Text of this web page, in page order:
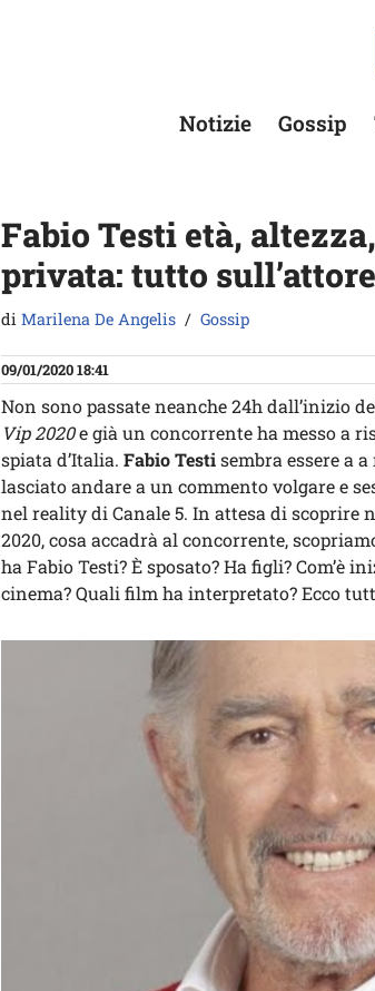
Notizie Gossip
Fabio Testi età,
privata: tutto
di Marilena De Angelis Gossip
09/01/2020 18:41
Non sono passate neanche 24h dall’inizio
Vip 2020e già un concorrente ha messo a
spiata d’Italia. Fabio Testisembra essere a
lasciato andare a un commento volgare e
nel reality di Canale 5. In attesa di scoprire
2020, cosa accadrà al concorrente,
ha Fabio Testi? È sposato? Ha figli? Com’è
cinema? Quali film ha interpretato? Ecco